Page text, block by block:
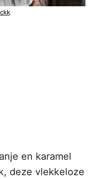
en karamel
deze vlekkeloze